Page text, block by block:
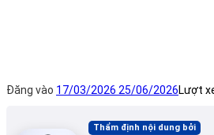
Đăng vào 17/03/2026 25/06/2026Lượt
Thẩm định nội dung bởi